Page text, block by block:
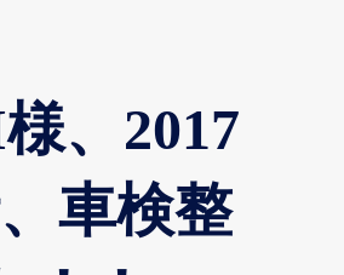
、2017
車検整